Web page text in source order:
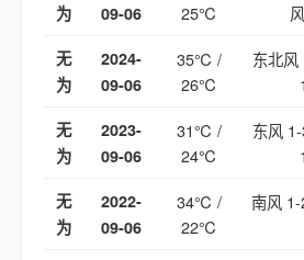
为
09-06
25℃
无
为
2024-
09-06
35℃ /
26℃
东北
无
为
2023-
09-06
31℃ /
24℃
东风
无
为
2022-
09-06
34℃ /
22℃
南风